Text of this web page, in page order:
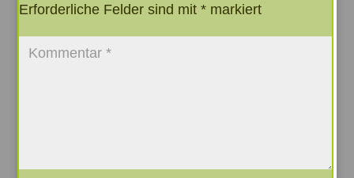
Erforderliche Felder sind mit* markiert